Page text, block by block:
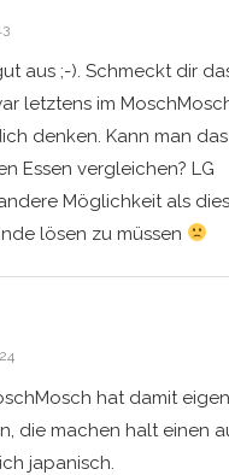
aus ;-). Schmeckt dir
letztens im
denken. Kann man
Essen vergleichen? LG
Möglichkeit als
lösen zu müssen
hat damit
die machen halt einen
japanisch.